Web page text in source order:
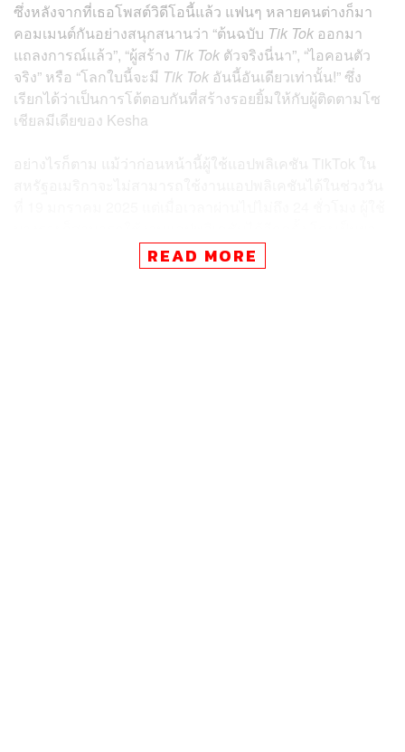
ซึ่งหลังจากที่เธอโพสต์วิดีโอนี้แล้ว แฟนๆ หลายคนต่างก็มา
คอมเมนต์กันอย่างสนุกสนานว่า “ต้นฉบับ Tik Tok ออกมา
แถลงการณ์แล้ว”, “ผู้สร้าง Tik Tok ตัวจริงนี่นา”, “ไอคอนตัว
จริง” หรือ “โลกใบนี้จะมี Tik Tok อันนี้อันเดียวเท่านั้น!” ซึ่ง
เรียกได้ว่าเป็นการโต้ตอบกันที่สร้างรอยยิ้มให้กับผู้ติดตามโซ
เชียลมีเดียของ Kesha
อย่างไรก็ตาม แม้ว่าก่อนหน้านี้ผู้ใช้แอปพลิเคชัน TikTok ใน
มาจากการที่ Donald Trump ขยายกรอบระยะเวลาการแบน
แอปพลิเคชันออกไปก่อน และนี่ก็อาจเป็นการขยายระยะเวลา
READ MORE